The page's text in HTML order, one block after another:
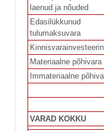
laenud ja nõuded
Edasilükkunud
tulumaksuvara
Materiaalne põhivara
Immateriaalne
VARAD KOKKU